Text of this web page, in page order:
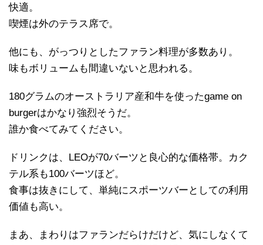
快適。
喫煙は外のテラス席で。
他にも、がっつりとしたファラン料理が多数あり。
味もボリュームも間違いないと思われる。
180グラムのオーストラリア産和牛を使ったgame on
burgerはかなり強烈そうだ。
誰か食べてみてください。
ドリンクは、LEOが70バーツと良心的な価格帯。カク
テル系も100バーツほど。
食事は抜きにして、単純にスポーツバーとしての利用
価値も高い。
まあ、まわりはファランだらけだけど、気にしなくて